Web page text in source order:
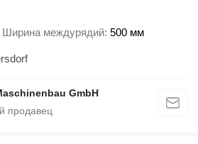
Ширина междурядий 500 мм
GmbH